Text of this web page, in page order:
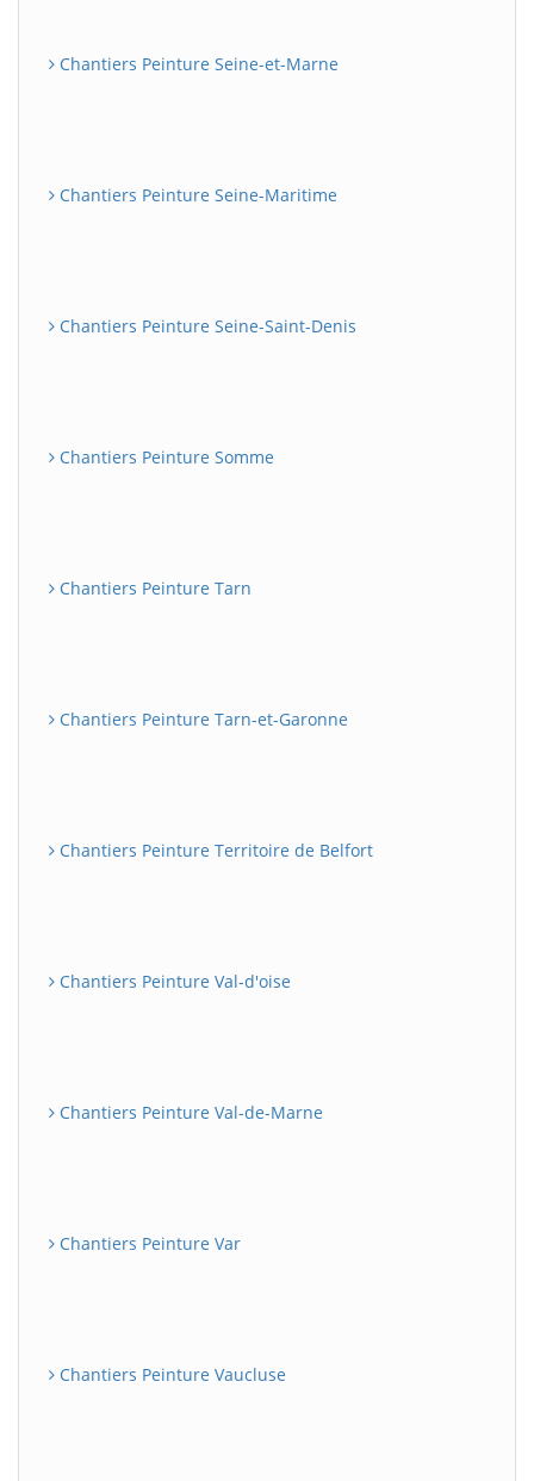
Chantiers Peinture Seine-et-Marne
Chantiers Peinture Seine-Maritime
Chantiers Peinture Seine-Saint-Denis
Chantiers Peinture Somme
Chantiers Peinture Tarn
Chantiers Peinture Tarn-et-Garonne
Chantiers Peinture Territoire de Belfort
Chantiers Peinture Val-d'oise
Chantiers Peinture Val-de-Marne
Chantiers Peinture Var
Chantiers Peinture Vaucluse